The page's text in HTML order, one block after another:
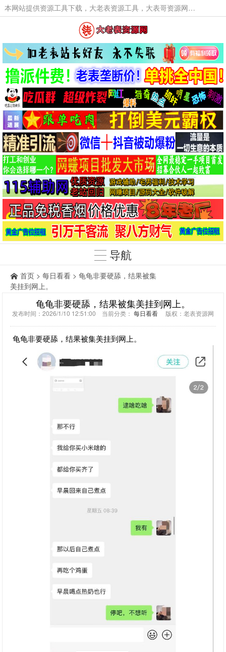
本网站提供资源工具下载，大老表资源工具，大表哥资源网软件工具，大老表资源下载，活动线报福利资源分享,活动线报，大型网游经典游戏，网络热门技术游戏辅助交流与分享。
导航
首页 > 每日看看 > 龟龟非要硬舔，结果被集
美挂到网上。
龟龟非要硬舔，结果被集美挂到网上。
发布时间：2026/1/10 12:51:00 当前分类： 每日看看 版权：老表资源网
龟龟非要硬舔，结果被集美挂到网上。